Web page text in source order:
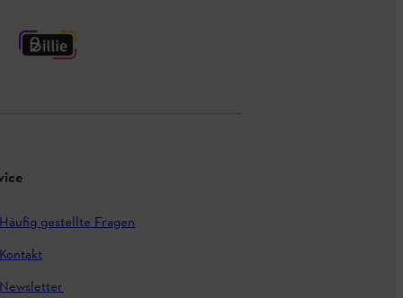
Häufig gestellte Fragen
Kontakt
Newsletter